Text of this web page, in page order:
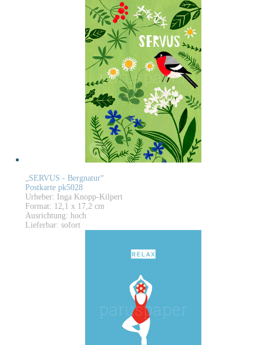
„SERVUS - Bergnatur“
Postkarte pk5028
Urheber: Inga Knopp-Kilpert
Format: 12,1 x 17,2 cm
Ausrichtung: hoch
Lieferbar: sofort